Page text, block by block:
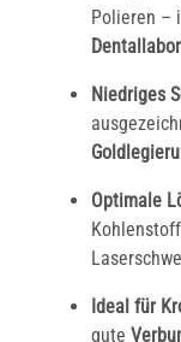
Polieren –
Dentallabor
Niedriges
Optimale
Ideal für
gute